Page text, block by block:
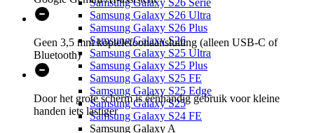
Samsung Galaxy S26 Serie
Samsung Galaxy S26 Ultra
Samsung Galaxy S26 Plus
Samsung Galaxy S26
Samsung Galaxy S25 Ultra
Samsung Galaxy S25 Plus
Samsung Galaxy S25 FE
Samsung Galaxy S25 Edge
Samsung Galaxy S25
Samsung Galaxy S24 FE
Samsung Galaxy A
Geen 3,5 mm koptelefoonaansluiting (alleen USB-C of
Bluetooth)
Door het grote scherm is éénhandig gebruik voor kleine
handen iets lastiger